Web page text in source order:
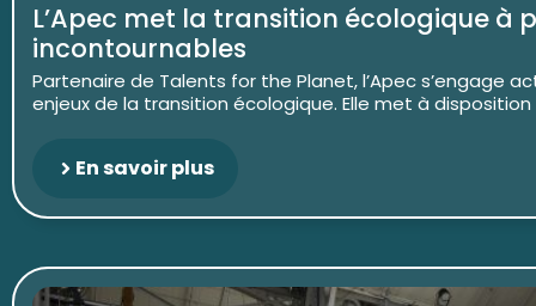
L’Apec met la transition écologique à
incontournables
Partenaire de Talents for the Planet, l’Apec s’engage
enjeux de la transition écologique. Elle met à
En savoir plus